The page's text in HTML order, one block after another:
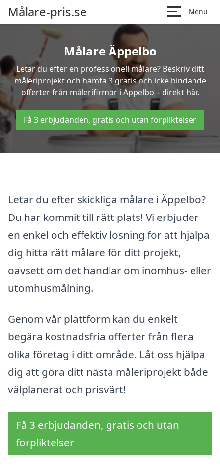
Målare-pris.se Menu
Målare Äppelbo
Letar du efter en professionell målare? Beskriv ditt
måleriprojekt och hämta 3 gratis och icke bindande
offerter från målerifirmor i Äppelbo – direkt här.
Få 3 erbjudanden, gratis och utan förpliktelser
Letar du efter skickliga målare i Äppelbo?
Du har kommit till rätt plats! Vi erbjuder
en enkel och effektiv lösning för att hjälpa
dig hitta rätt målare för ditt projekt,
oavsett om det handlar om inomhus- eller
utomhusmålning.
Genom vår plattform kan du enkelt
begära kostnadsfria offerter från flera
olika företag i ditt område. Låt oss hjälpa
dig att göra ditt nästa måleriprojekt både
välplanerat och prisvärt!
Få 3 erbjudanden, gratis och utan
förpliktelser